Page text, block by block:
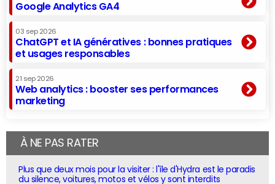
Google Analytics GA4
03 sep 2026
ChatGPT et IA génératives : bonnes pratiques
et usages responsables
21 sep 2026
Web analytics : booster ses performances
marketing
À NE PAS RATER
Plus que deux mois pour la visiter : l'île d'Hydra est le paradis
du silence, voitures, motos et vélos y sont interdits